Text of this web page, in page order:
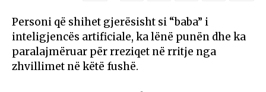
Personi që shihet gjerësisht si “baba” i
inteligjencës artificiale, ka lënë punën dhe ka
paralajmëruar për rreziqet në rritje nga
zhvillimet në këtë fushë.